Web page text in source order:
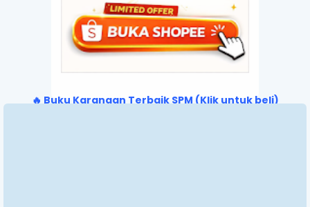
🔥 Buku Karangan Terbaik SPM (Klik untuk beli)